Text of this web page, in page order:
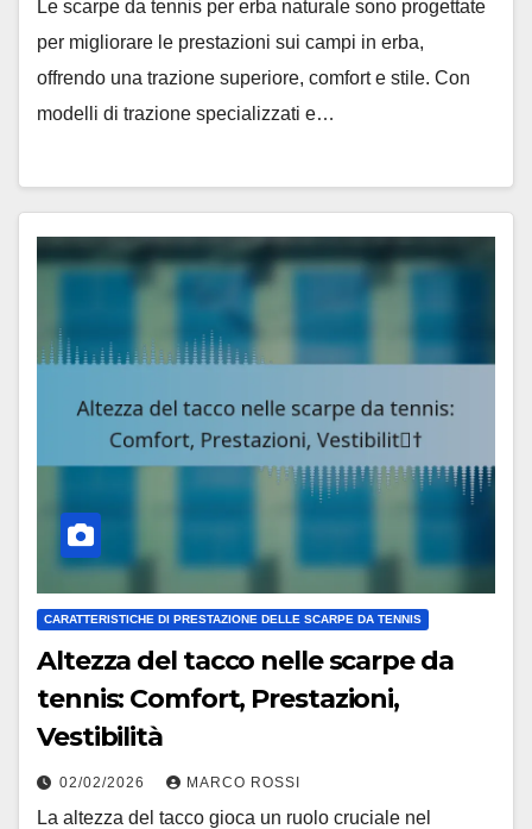
Le scarpe da tennis per erba naturale sono progettate
per migliorare le prestazioni sui campi in erba,
offrendo una trazione superiore, comfort e stile. Con
modelli di trazione specializzati e…
CARATTERISTICHE DI PRESTAZIONE DELLE SCARPE DA TENNIS
Altezza del tacco nelle scarpe da
tennis: Comfort, Prestazioni,
Vestibilità
02/02/2026 MARCO ROSSI
La altezza del tacco gioca un ruolo cruciale nel